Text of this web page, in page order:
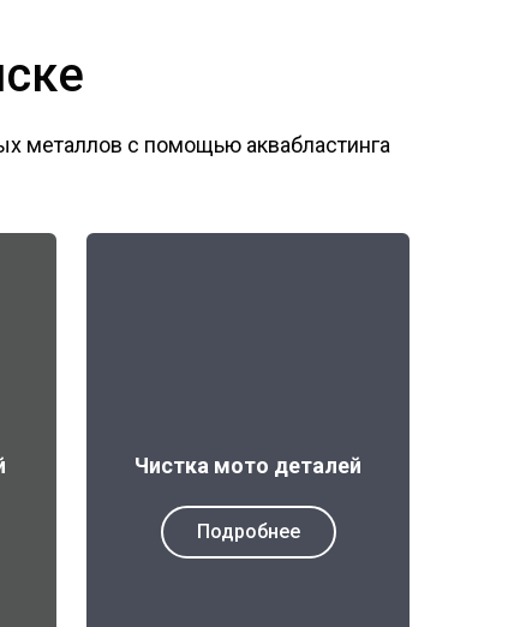
металлов с помощью аквабластинга
Чистка мото деталей
Подробнее